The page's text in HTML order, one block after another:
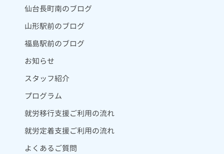
仙台長町南のブログ
山形駅前のブログ
福島駅前のブログ
お知らせ
スタッフ紹介
プログラム
就労移行支援ご利用の流れ
就労定着支援ご利用の流れ
よくあるご質問